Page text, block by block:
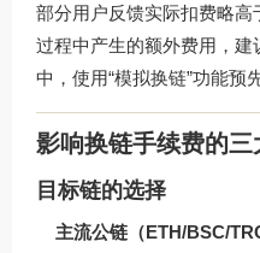
部分用户反馈实际扣费略高
过程中产生的额外费用，建
中，使用“模拟换链”功能预
影响换链手续费的三
目标链的选择
主流公链（ETH/BSC/